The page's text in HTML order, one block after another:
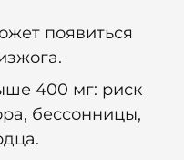
появиться
400 мг: риск
бессонницы,